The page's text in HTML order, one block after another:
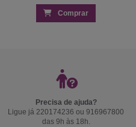
Comprar
Precisa de ajuda?
Ligue já 220174236 ou 916967800
das 9h às 18h.